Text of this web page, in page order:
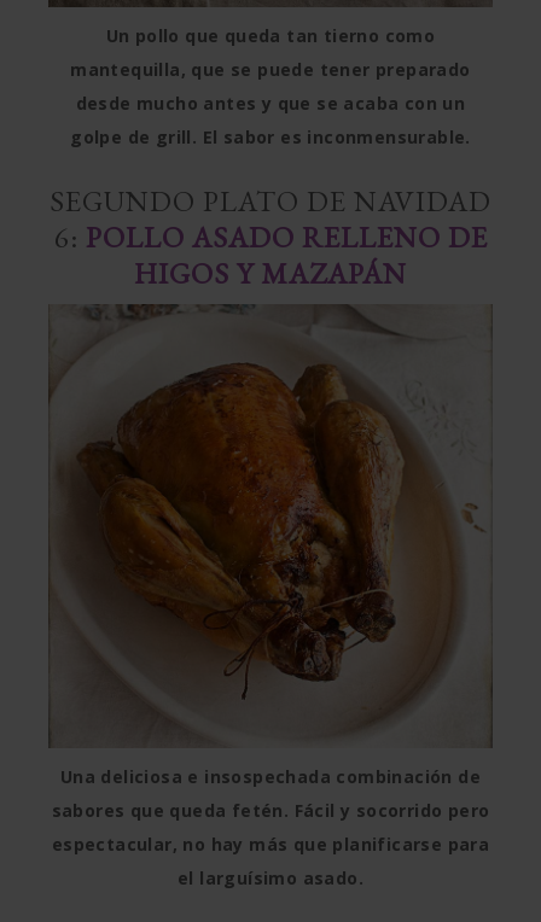
Un pollo que queda tan tierno como
mantequilla, que se puede tener preparado
desde mucho antes y que se acaba con un
golpe de grill. El sabor es inconmensurable.
SEGUNDO PLATO DE NAVIDAD
6: POLLO ASADO RELLENO DE
HIGOS Y MAZAPÁN
Una deliciosa e insospechada combinación de
sabores que queda fetén. Fácil y socorrido pero
espectacular, no hay más que planificarse para
el larguísimo asado.